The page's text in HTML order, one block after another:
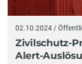
02.10.2024 /
Zivilschutz-
Alert-